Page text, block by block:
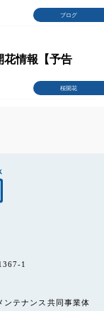
ブログ
桜開花
花情報【予告
1
ンテナンス共同事業体